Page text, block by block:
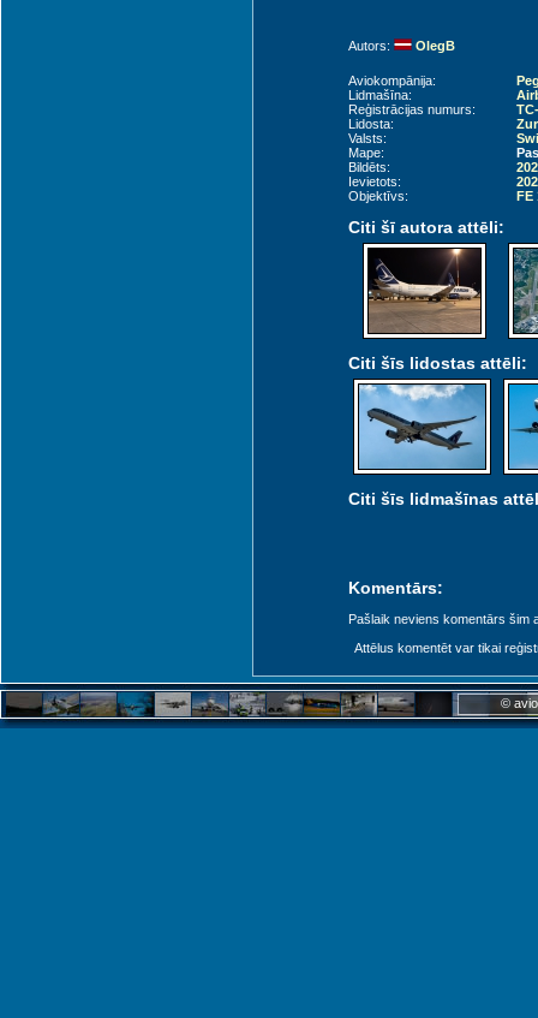
Autors: OlegB
Aviokompānija:
Lidmašīna:
Reģistrācijas numurs:
Lidosta:
Valsts:
Mape:
Bildēts:
Ievietots:
Objektīvs:
FE
Citi šī autora attēli:
Citi šīs lidostas attēli:
Citi šīs lidmašīnas
Komentārs:
Pašlaik neviens komentārs šim
Attēlus komentēt var tikai
©